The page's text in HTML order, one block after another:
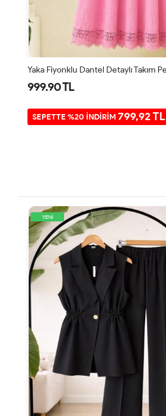
999.90 TL
SEPETTE %20 İNDİRİM 799,92 TL
YENİ